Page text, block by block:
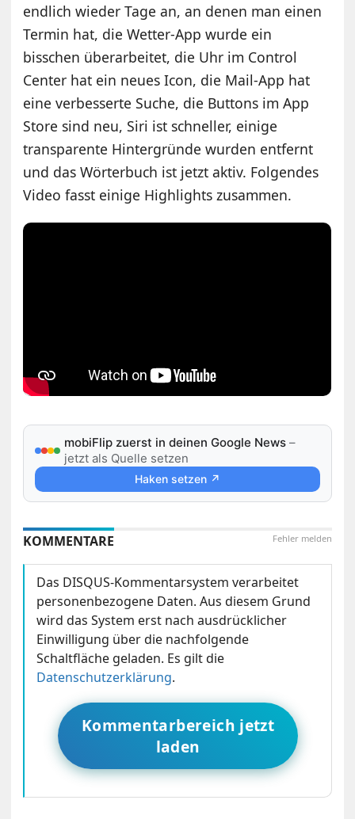
endlich wieder Tage an, an denen man einen
Termin hat, die Wetter-App wurde ein
bisschen überarbeitet, die Uhr im Control
Center hat ein neues Icon, die Mail-App hat
eine verbesserte Suche, die Buttons im App
Store sind neu, Siri ist schneller, einige
transparente Hintergründe wurden entfernt
und das Wörterbuch ist jetzt aktiv. Folgendes
Video fasst einige Highlights zusammen.
mobiFlip zuerst in deinen Google News –
jetzt als Quelle setzen
Haken setzen ↗
Fehler melden
KOMMENTARE
Das DISQUS-Kommentarsystem verarbeitet
personenbezogene Daten. Aus diesem Grund
wird das System erst nach ausdrücklicher
Einwilligung über die nachfolgende
Schaltfläche geladen. Es gilt die
Datenschutzerklärung.
Kommentarbereich jetzt
laden